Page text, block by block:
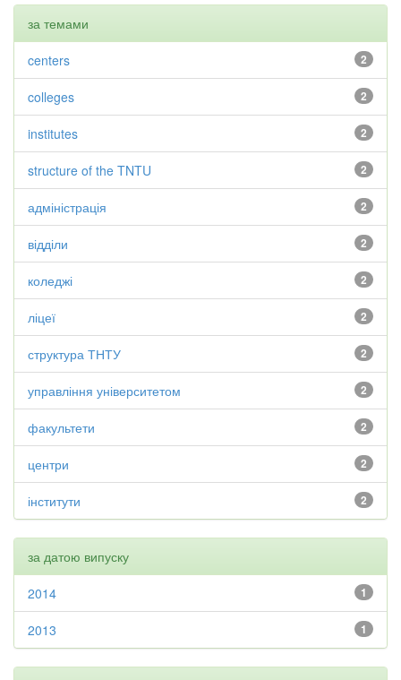
за темами
2
centers
2
colleges
2
institutes
2
structure of the TNTU
2
адміністрація
2
відділи
2
коледжі
2
ліцеї
2
структура ТНТУ
2
управління університетом
2
факультети
2
центри
2
інститути
за датою випуску
1
2014
1
2013